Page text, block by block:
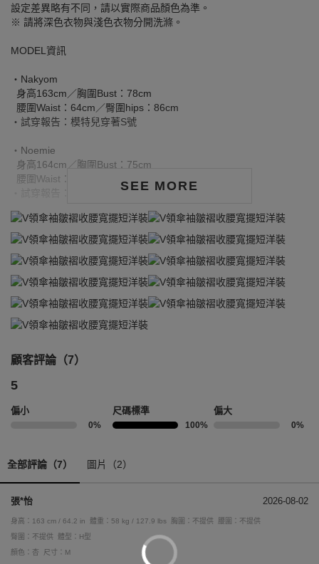
SEE MORE
設定差異略有不同，請以實際商品顏色為準。
※ 請將深色衣物與淺色衣物分開洗滌。
MODEL資訊
‧Nakyom
身高163cm／胸圍Bust：78cm
腰圍Waist：64cm／臀圍hips：86cm
‧試穿報告：模特兒穿著S號
‧Noemie
身高164cm／胸圍Bust：75cm
腰圍Waist：59cm／臀圍hips：89.5cm
‧試穿報告：模特兒穿著S號
顧客評論（7）
5
偏小
0%
尺碼標準
100%
偏大
0%
全部評論（7） 圖片（2）
張*怡 2026-08-02
身高：163 cm / 64.2 in 體重：58 kg / 127.9 lbs 胸圍：不提供
腰圍：不提供
臀圍：不提供
體型：H型
顏色：杏
尺寸：M